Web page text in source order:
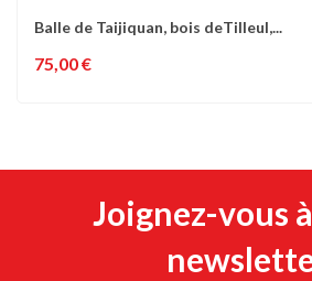
Balle de Taijiquan, bois deTilleul,...
75,00 €
Joignez-vous